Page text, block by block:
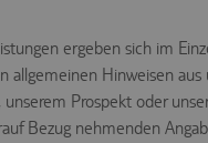
ergeben sich im
allgemeinen Hinweisen aus
Prospekt oder
Bezug nehmenden